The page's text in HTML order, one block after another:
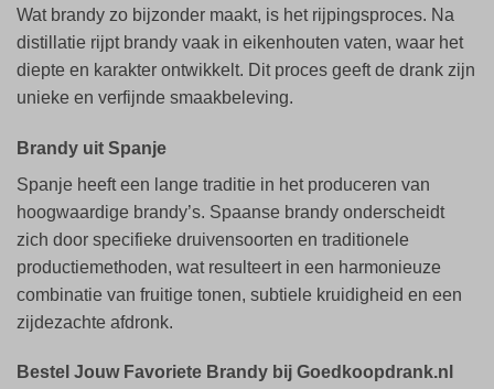
Wat brandy zo bijzonder maakt, is het rijpingsproces. Na
distillatie rijpt brandy vaak in eikenhouten vaten, waar het
diepte en karakter ontwikkelt. Dit proces geeft de drank zijn
unieke en verfijnde smaakbeleving.
Brandy uit Spanje
Spanje heeft een lange traditie in het produceren van
hoogwaardige brandy’s. Spaanse brandy onderscheidt
zich door specifieke druivensoorten en traditionele
productiemethoden, wat resulteert in een harmonieuze
combinatie van fruitige tonen, subtiele kruidigheid en een
zijdezachte afdronk.
Bestel Jouw Favoriete Brandy bij Goedkoopdrank.nl